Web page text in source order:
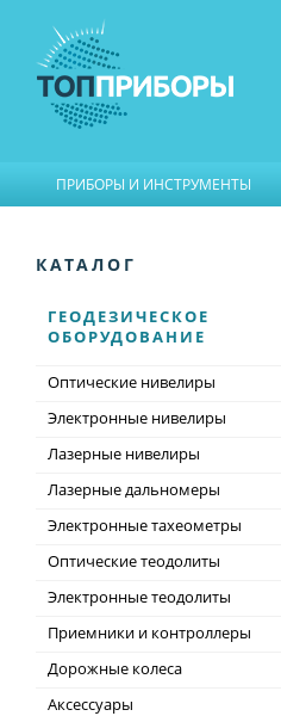
КАТАЛОГ
ГЕОДЕЗИЧЕСКОЕ
ОБОРУДОВАНИЕ
Оптические нивелиры
Электронные нивелиры
Лазерные нивелиры
Лазерные дальномеры
Электронные тахеометры
Оптические теодолиты
Электронные теодолиты
Приемники и контроллеры
Дорожные колеса
Аксессуары
ПРИБОРЫ И ИНСТРУМЕНТЫ